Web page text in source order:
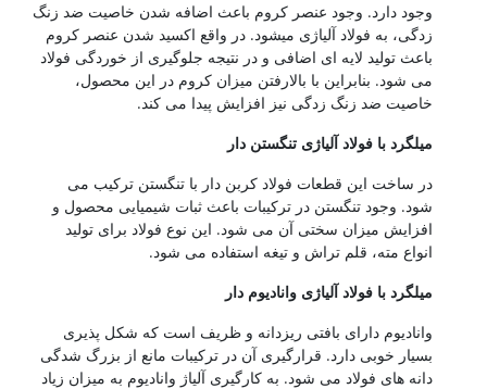
دارد. وجود عنصر کروم باعث اضافه شدن خاصیت ضد زنگ
به فولاد آلیاژی میشود. در واقع اکسید شدن عنصر کروم
تولید لایه ای اضافی و در نتیجه جلوگیری از خوردگی فولاد
شود. بنابراین با بالارفتن میزان کروم در این محصول،
ضد زنگ زدگی نیز افزایش پیدا می کند.
با فولاد آلیاژی تنگستن دار
ساخت این قطعات فولاد کربن دار با تنگستن ترکیب می
وجود تنگستن در ترکیبات باعث ثبات شیمیایی محصول و
میزان سختی آن می شود. این نوع فولاد برای تولید
مته، قلم تراش و تیغه استفاده می شود.
با فولاد آلیاژی وانادیوم دار
دارای بافتی ریزدانه و ظریف است که شکل پذیری
خوبی دارد. قرارگیری آن در ترکیبات مانع از بزرگ شدگی
های فولاد می شود. به کارگیری آلیاژ وانادیوم به میزان زیاد